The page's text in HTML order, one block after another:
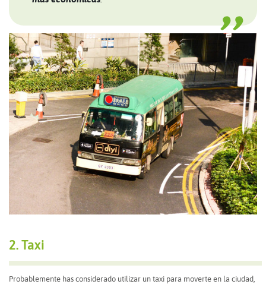
2. Taxi
Probablemente has considerado utilizar un taxi para moverte en la ciudad,